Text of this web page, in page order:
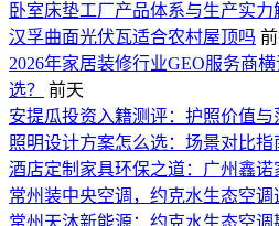
卧室床垫工厂产品体系与生产实力
汉孚曲面光伏瓦适合农村屋顶吗
2026年家居装修行业GEO服务商
选？
前天
安提瓜投资入籍测评：护照价值
照明设计方案怎么选：场景对比指
酒店定制家具环保之道：广州鑫
常州装中央空调，约克水生态空